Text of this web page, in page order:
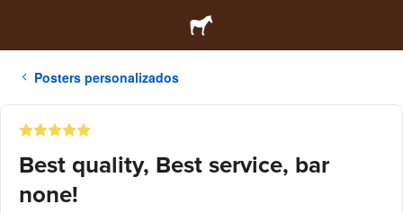
Posters personalizados
Best quality, Best service, bar
none!